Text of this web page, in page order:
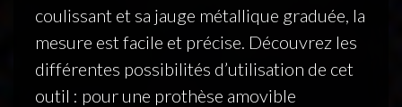
coulissant et sa jauge métallique graduée, la
mesure est facile et précise. Découvrez les
différentes possibilités d’utilisation de cet
outil : pour une prothèse amovible